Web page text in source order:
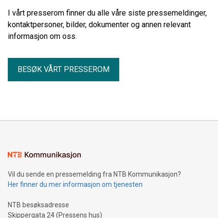
avgiftsreduksjoner fram til desember. Det gjør
konkurransesituasjonen dobbelt ille dersom avgiftene økes
1. september i Norge. Avgiftslettelsen har gitt
transportbedriftene et nødvendig pusterom i en periode
hopp samtidig som nabolandet senker dem, vil svekke
økonomien i en næring som allerede opererer med svært
små marginer. Men selv om avgiftsnivået er viktig, er det
I vårt presserom finner du alle våre siste pressemeldinger,
kontaktpersoner, bilder, dokumenter og annen relevant
informasjon om oss.
BESØK VÅRT PRESSEROM
Vil du sende en pressemelding fra NTB Kommunikasjon?
Her finner du mer informasjon om tjenesten
NTB besøksadresse
Skippergata 24 (Pressens hus)